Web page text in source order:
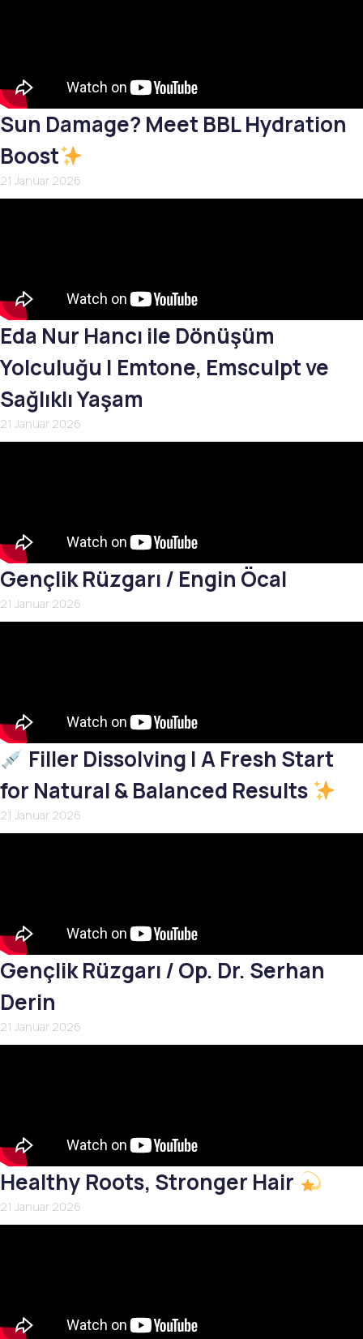
Sun Damage? Meet BBL Hydration
Boost
21 Januar 2026
Eda Nur Hancı ile Dönüşüm
Yolculuğu | Emtone, Emsculpt ve
Sağlıklı Yaşam
21 Januar 2026
Gençlik Rüzgarı / Engin Öcal
21 Januar 2026
Filler Dissolving | A Fresh Start
for Natural & Balanced Results
21 Januar 2026
Gençlik Rüzgarı / Op. Dr. Serhan
Derin
21 Januar 2026
Healthy Roots, Stronger Hair
21 Januar 2026